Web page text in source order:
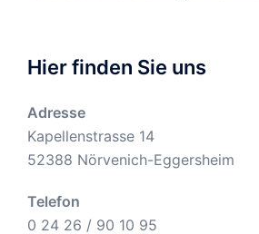
Hier finden Sie uns
Adresse
Kapellenstrasse 14
52388 Nörvenich-Eggersheim
Telefon
0 24 26 / 90 10 95